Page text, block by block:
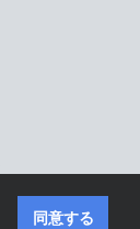
同意する